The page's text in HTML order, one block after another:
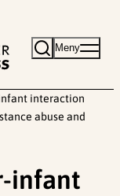
Meny
interaction
abuse and
infant